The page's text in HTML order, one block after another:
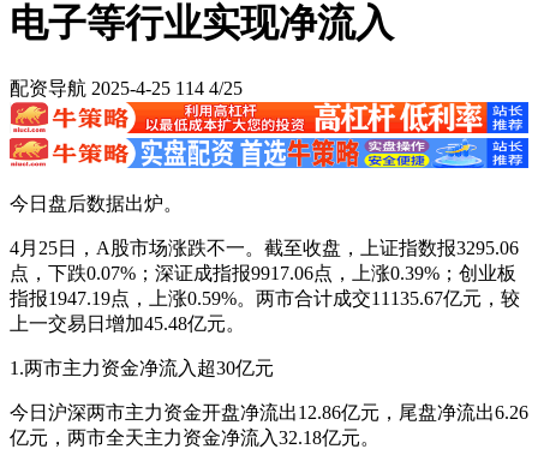
电子等行业实现净流入
配资导航 2025-4-25 114 4/25
今日盘后数据出炉。
4月25日，A股市场涨跌不一。截至收盘，上证指数报3295.06
点，下跌0.07%；深证成指报9917.06点，上涨0.39%；创业板
指报1947.19点，上涨0.59%。两市合计成交11135.67亿元，较
上一交易日增加45.48亿元。
1.两市主力资金净流入超30亿元
今日沪深两市主力资金开盘净流出12.86亿元，尾盘净流出6.26
亿元，两市全天主力资金净流入32.18亿元。